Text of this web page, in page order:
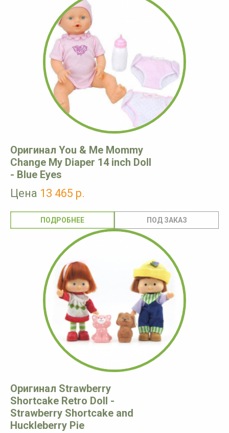
Оригинал You & Me Mommy
Change My Diaper 14 inch Doll
- Blue Eyes
Цена 13 465 р.
ПОДРОБНЕЕ
Оригинал Strawberry
Shortcake Retro Doll -
Strawberry Shortcake and
Huckleberry Pie